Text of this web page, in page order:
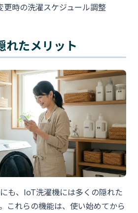
更時の洗濯スケジュール調整
れたメリット
も、IoT洗濯機には多くの隠れた
これらの機能は、使い始めてから